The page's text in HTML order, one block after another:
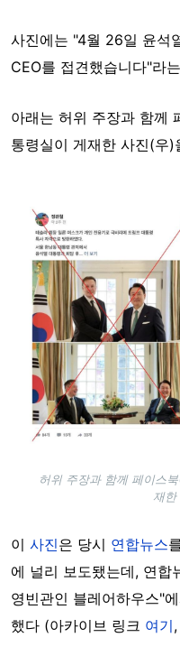
사진에는 "4월 26일 윤석
CEO를 접견했습니다"라
아래는 허위 주장과 함께
통령실이 게재한 사진(우)
Image
허위 주장과 함께 페이스
재
이 사진은 당시 연합뉴스
에 널리 보도됐는데, 연합
영빈관인 블레어하우스"
했다 (아카이브 링크 여기,